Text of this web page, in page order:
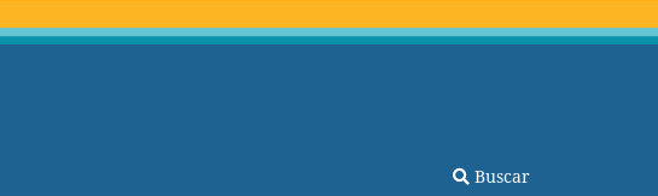
Buscar